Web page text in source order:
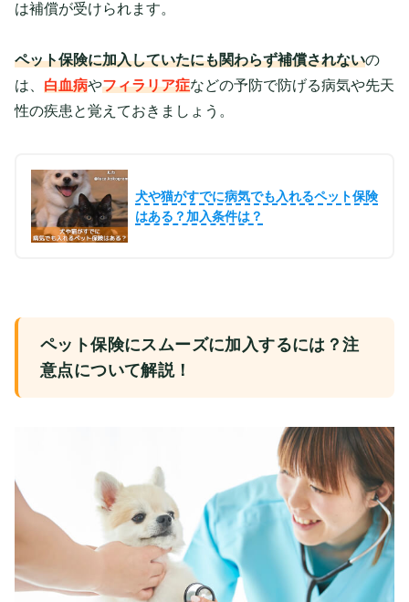
は補償が受けられます。
ペット保険に加入していたにも関わらず補償されないの
は、 白血病やフィラリア症などの予防で防げる病気や先天
性の疾患と覚えておきましょう。
犬や猫がすでに病気でも入れるペット保険
はある？加入条件は？
ペット保険にスムーズに加入するには？注
意点について解説！